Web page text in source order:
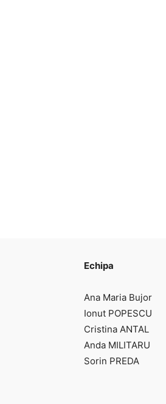
Echipa
Ana Maria Bujor
Ionut POPESCU
Cristina ANTAL
Anda MILITARU
Sorin PREDA